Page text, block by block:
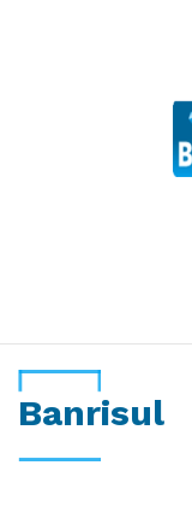
Banrisul